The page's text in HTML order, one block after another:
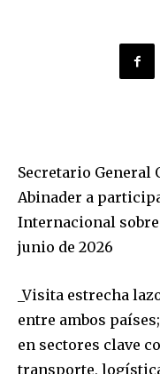
Secretario General
Abinader a
Internacional
junio de 2026
_Visita estrecha
entre ambos
en sectores clave
transporte,